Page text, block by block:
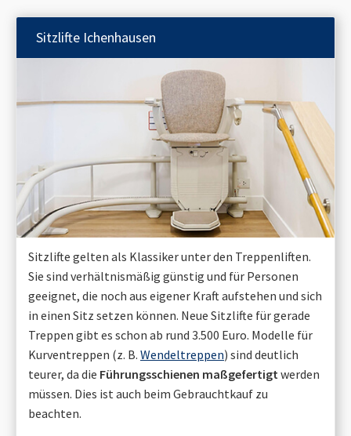
Sitzlifte Ichenhausen
Sitzlifte gelten als Klassiker unter den Treppenliften.
Sie sind verhältnismäßig günstig und für Personen
geeignet, die noch aus eigener Kraft aufstehen und sich
in einen Sitz setzen können. Neue Sitzlifte für gerade
Treppen gibt es schon ab rund 3.500 Euro. Modelle für
Kurventreppen (z. B. Wendeltreppen) sind deutlich
teurer, da die Führungsschienen maßgefertigt werden
müssen. Dies ist auch beim Gebrauchtkauf zu
beachten.